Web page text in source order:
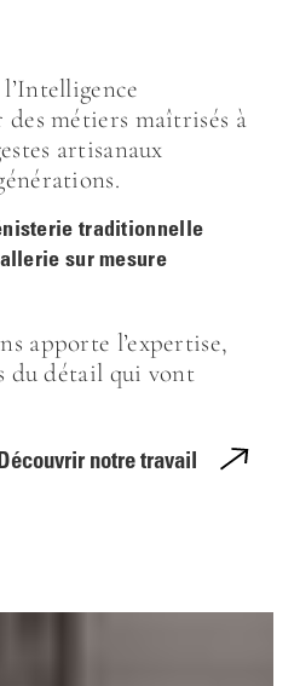
métiers maîtrisés à
artisanaux
traditionnelle
sur mesure
apporte l’expertise,
du détail qui vont
notre travail